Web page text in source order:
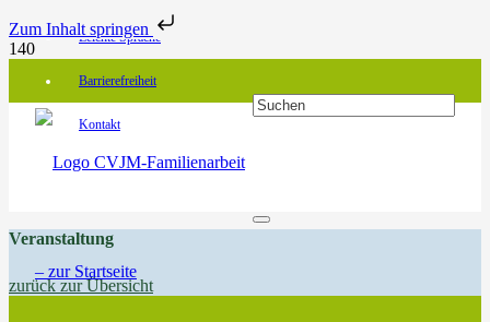
Zum Inhalt springen
Leichte Sprache
Barrierefreiheit
Kontakt
Veranstaltung
zurück zur Übersicht